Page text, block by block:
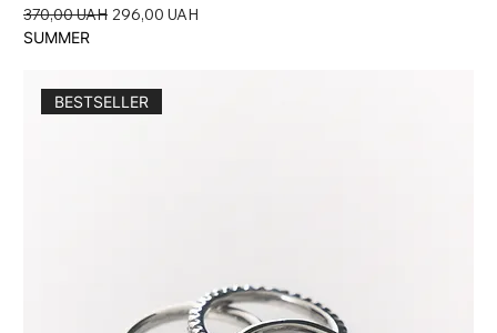
Звичайна ціна
370,00 UAH За розпродажем
296,00 UAH
SUMMER
BESTSELLER